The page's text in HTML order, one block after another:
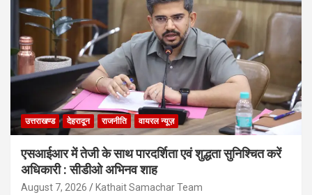
उत्तराखण्ड देहरादून राजनीति वायरल न्यूज़
एसआईआर में तेजी के साथ पारदर्शिता एवं शुद्धता सुनिश्चित करें
अधिकारी : सीडीओ अभिनव शाह
August 7, 2026 Kathait Samachar Team